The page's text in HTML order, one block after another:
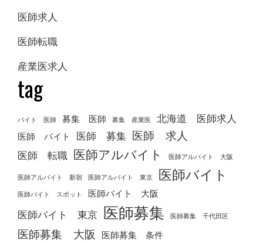
医師求人
医師転職
産業医求人
tag
バイト 医師 募集 医師 募集 産業医 北海道 医師求人
医師 バイト 医師 募集 医師 求人
医師 転職 医師アルバイト 医師アルバイト 大阪
医師アルバイト 新宿 医師アルバイト 東京 医師バイト
医師バイト スポット 医師バイト 大阪
医師バイト 東京 医師募集 医師募集 千代田区
医師募集 大阪 医師募集 条件